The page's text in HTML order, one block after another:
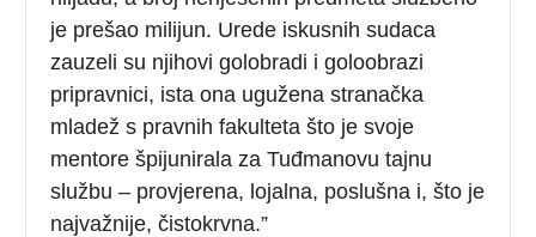
je prešao milijun. Urede iskusnih sudaca
zauzeli su njihovi golobradi i goloobrazi
pripravnici, ista ona ugužena stranačka
mladež s pravnih fakulteta što je svoje
mentore špijunirala za Tuđmanovu tajnu
službu – provjerena, lojalna, poslušna i, što je
najvažnije, čistokrvna.”